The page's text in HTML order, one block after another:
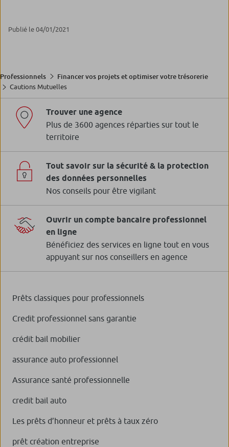
Publié le 04/01/2021
Professionnels
Financer vos projets et optimiser votre trésorerie
Cautions Mutuelles
Trouver une agence
Plus de 3600 agences réparties sur tout le
territoire
Tout savoir sur la sécurité & la protection
des données personnelles
Nos conseils pour être vigilant
Ouvrir un compte bancaire professionnel
en ligne
Bénéficiez des services en ligne tout en vous
appuyant sur nos conseillers en agence
Prêts classiques pour professionnels
Credit professionnel sans garantie
crédit bail mobilier
assurance auto professionnel
Assurance santé professionnelle
credit bail auto
Les prêts d’honneur et prêts à taux zéro
prêt création entreprise